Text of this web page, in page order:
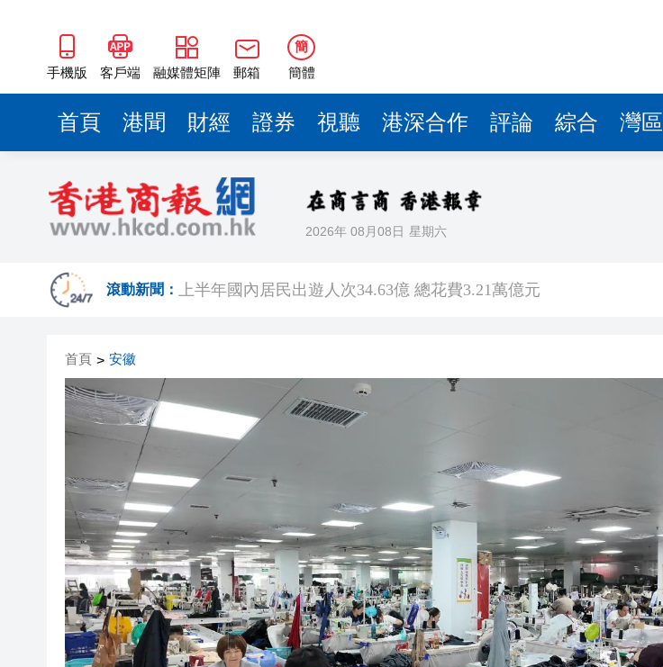
手機版 客戶端 融媒體矩陣 郵箱
簡
簡體
首頁 港聞 財經 證券 視聽 港深合作 評論 綜合 灣區
2026年 08月08日 星期六
滾動新聞： 上半年國內居民出遊人次34.63億 總花費3.21萬億元
警方青衣長發邨打擊非法街頭賭博 拘捕3名本地男
微信新功能：可以「撤回」你的撤回了！
橫琴粵澳深度合作區消防救援支隊正式掛牌成立
「來深飛」不只是路過！深圳機場「國際中轉旅客免費城市遊」上線
首頁 > 安徽